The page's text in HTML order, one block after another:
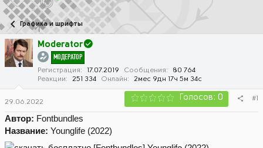
в
т
о
р
т
е
а
а
а
ч
а
л
а
Графика и шрифты
Moderator
МОДЕРАТОР
Регистрация 17.07.2019 Сообщения
80 764
Реакции
251 334 Онлайн 2мес 9дн 17ч 5м 34с
29.06.2022 Голосов: 0 #1
Автор: Fontbundles
Название: Younglife (2022)